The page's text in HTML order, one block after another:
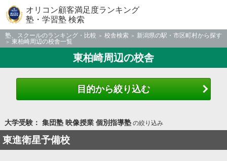
オリコン顧客満足度ランキング
塾・学習塾 検索
塾、スクールのランキング・比較 校舎検索
新潟県の駅・市区町村から探す
東柏崎周辺の校舎一覧
東柏崎周辺の校舎
目的から絞り込む
大学受験： 集団塾 映像授業 個別指導塾の絞り込み
東進衛星予備校